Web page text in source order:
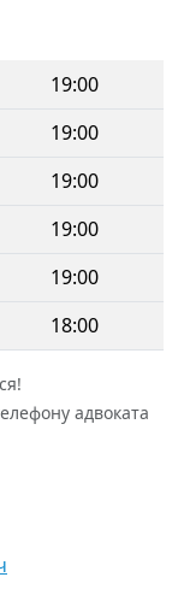
19:00
19:00
19:00
19:00
19:00
18:00
адвоката